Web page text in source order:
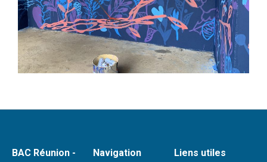
BAC Réunion -
Navigation Liens utiles